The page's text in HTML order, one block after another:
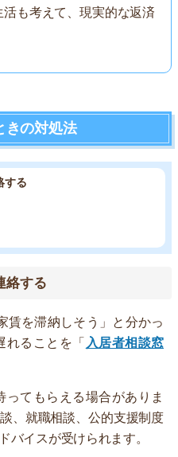
も考えて、現実的な返済
きの対処法
する
絡する
賃を滞納しそう」と分かっ
ることを「 入居者相談窓
てもらえる場合がありま
、就職相談、公的支援制度
バイスが受けられます。